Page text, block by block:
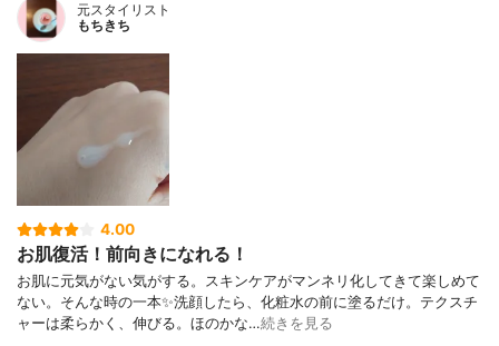
元スタイリスト
もちきち
4.00
お肌復活！前向きになれる！
お肌に元気がない気がする。スキンケアがマンネリ化してきて楽しめて
ない。そんな時の一本✨洗顔したら、化粧水の前に塗るだけ。テクスチ
ャーは柔らかく、伸びる。ほのかな…続きを見る